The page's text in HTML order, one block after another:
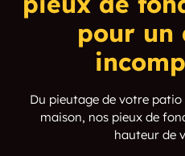
pour un
Du pieutage de votre
maison, nos pieux de
hauteur de